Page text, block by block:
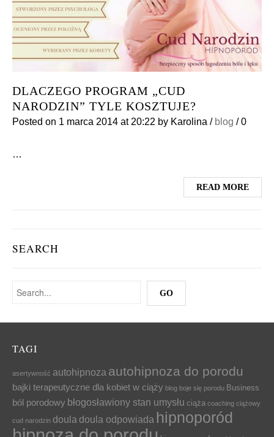
DLACZEGO PROGRAM „CUD
NARODZIN” TYLE KOSZTUJE?
Posted on 1 marca 2014 at 20:22 by Karolina / blog /0
…
READ MORE
SEARCH
TAGI
asertywność autohipnoza autohipnoza do porodu
bajki terapeutyczne dla kobiet w ciąży blog boje się porodu Business
ból porodowy błogosławiony stan umysłu ciąża coaching ciążowy
cud narodzin doula doula odpowiada hipnoporód